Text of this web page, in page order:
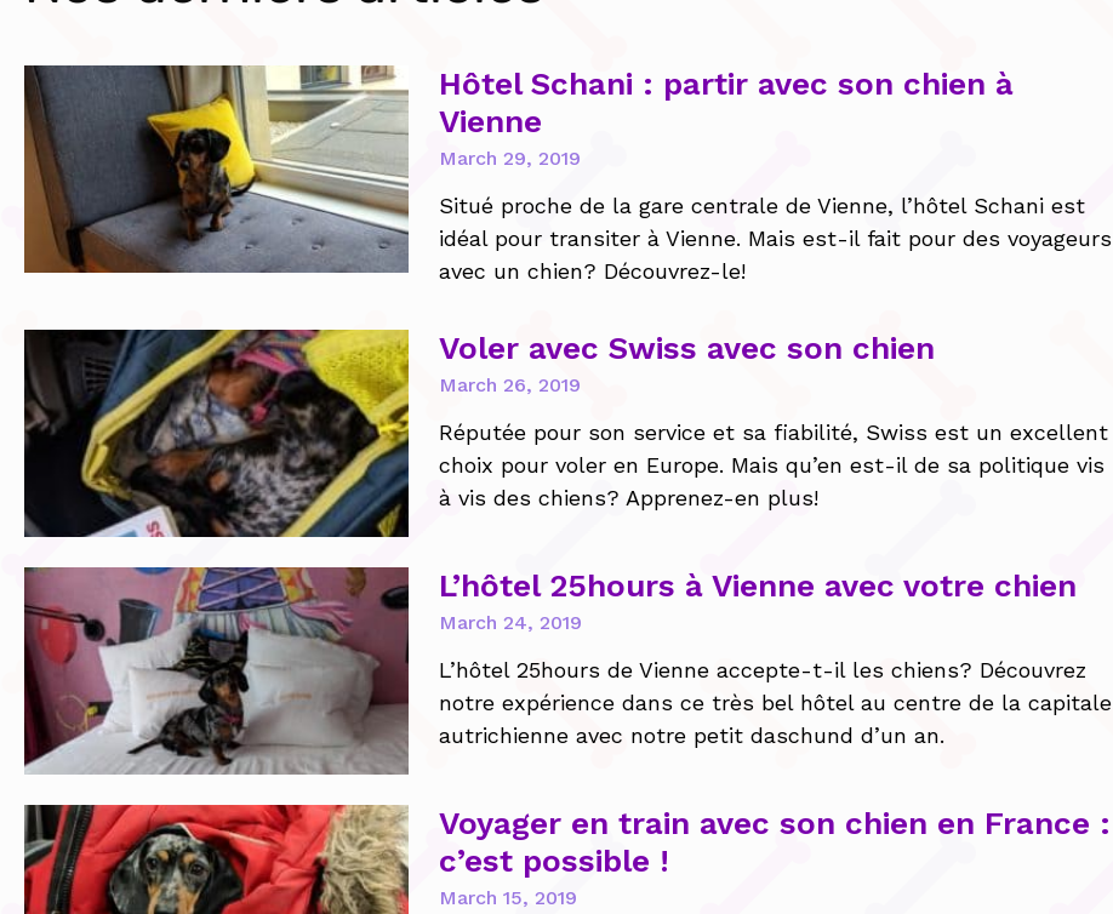
Hôtel Schani : partir avec son chien à
Vienne
March 29, 2019
Situé proche de la gare centrale de Vienne, l’hôtel Schani est
idéal pour transiter à Vienne. Mais est-il fait pour des voyageurs
avec un chien? Découvrez-le!
Voler avec Swiss avec son chien
March 26, 2019
Réputée pour son service et sa fiabilité, Swiss est un excellent
choix pour voler en Europe. Mais qu’en est-il de sa politique vis
à vis des chiens? Apprenez-en plus!
L’hôtel 25hours à Vienne avec votre chien
March 24, 2019
L’hôtel 25hours de Vienne accepte-t-il les chiens? Découvrez
notre expérience dans ce très bel hôtel au centre de la capitale
autrichienne avec notre petit daschund d’un an.
Voyager en train avec son chien en France :
c’est possible !
March 15, 2019